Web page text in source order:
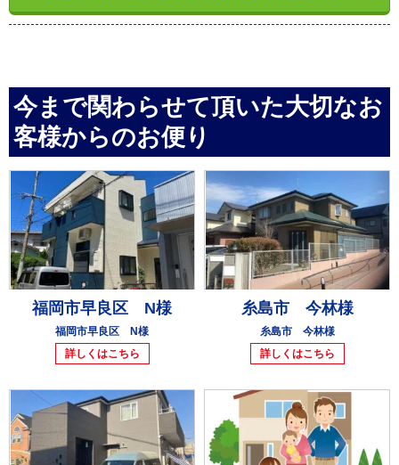
今まで関わらせて頂いた大切なお
客様からのお便り
福岡市早良区 N様
福岡市早良区 N様
詳しくはこちら
糸島市 今林様
糸島市 今林様
詳しくはこちら